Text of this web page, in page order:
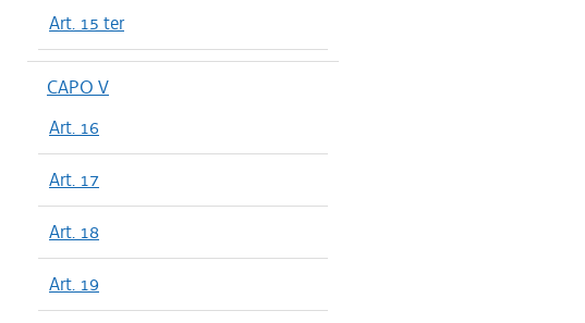
Art. 15 ter
CAPO V
Art. 16
Art. 17
Art. 18
Art. 19